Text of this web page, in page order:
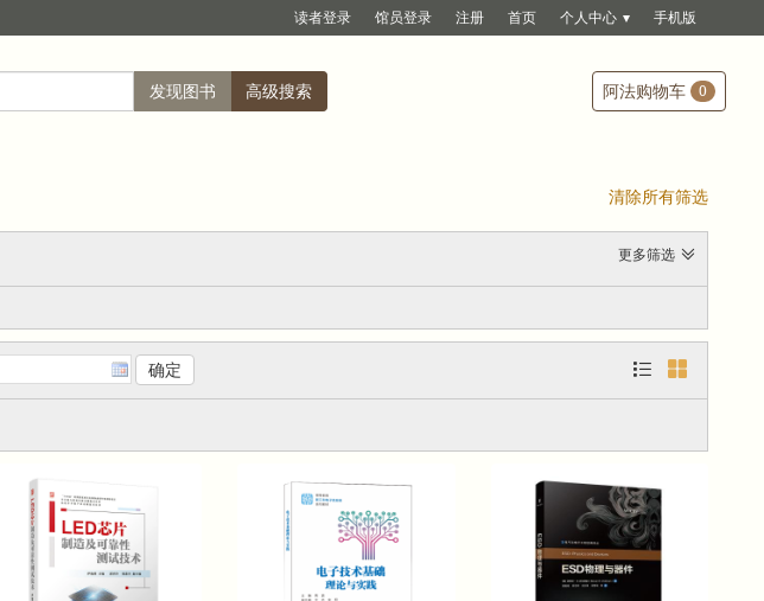
读者登录 馆员登录 注册 首页 个人中心 手机版
发现图书 高级搜索 阿法购物车 0
清除所有筛选
更多筛选

